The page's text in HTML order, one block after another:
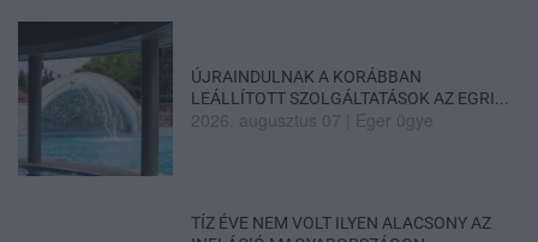
ÚJRAINDULNAK A KORÁBBAN
LEÁLLÍTOTT SZOLGÁLTATÁSOK AZ EGRI...
2026. augusztus 07 Eger ügye
TÍZ ÉVE NEM VOLT ILYEN ALACSONY AZ